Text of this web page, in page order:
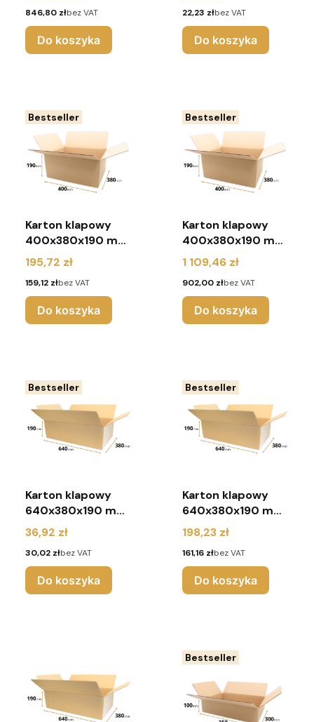
Cena
846,80 złbez VAT
Do koszyka
Cena
22,23 złbez VAT
Do koszyka
Bestseller
Karton klapowy
400x380x190 mm
(pakiet 80 sztuk)
Cena
195,72 zł
Cena
159,12 złbez VAT
Do koszyka
Bestseller
Karton klapowy
400x380x190 mm
(paleta 600 sztuk)
Cena
1 109,46 zł
Cena
902,00 złbez VAT
Do koszyka
Bestseller
Karton klapowy
640x380x190 mm
(pakiet 10 sztuk)
Cena
36,92 zł
Cena
30,02 złbez VAT
Do koszyka
Bestseller
Karton klapowy
640x380x190 mm
(pakiet 60 sztuk)
Cena
198,23 zł
Cena
161,16 złbez VAT
Do koszyka
Bestseller